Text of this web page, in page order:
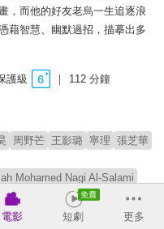
，而他的好友老烏一生追逐浪
藉智慧、幽默過招，描摹出多
護級 112 分鐘
周野芒 王影璐 寧理 張芝華
Mohamed Nagi Al-Salami
電影 短劇 更多